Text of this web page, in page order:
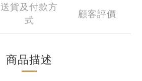
送貨及付款方
式
顧客評價
商品描述